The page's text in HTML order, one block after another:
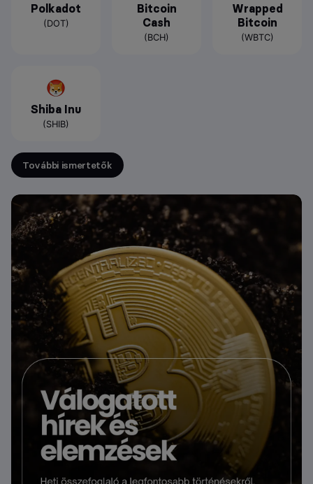
Polkadot
(DOT)
Bitcoin
Cash
(BCH)
Wrapped
Bitcoin
(WBTC)
Shiba Inu
(SHIB)
További ismertetők